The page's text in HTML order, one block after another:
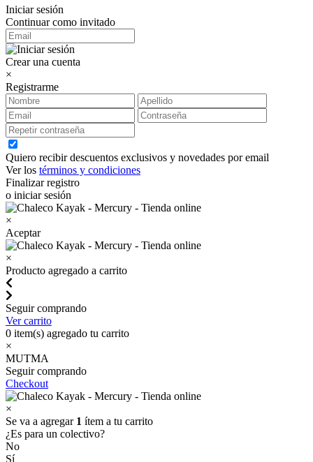
Iniciar sesión
Continuar como invitado
Crear una cuenta
×
Registrarme
Quiero recibir descuentos exclusivos y novedades por email
Ver los términos y condiciones
Finalizar registro
o iniciar sesión
×
Aceptar
×
Producto agregado a carrito
Seguir comprando
Ver carrito
0 item(s) agregado tu carrito
×
MUTMA
Seguir comprando
Checkout
×
Se va a agregar 1 ítem a tu carrito
¿Es para un colectivo?
No
Sí